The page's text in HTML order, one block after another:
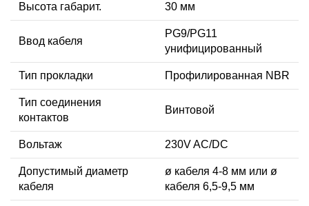
Высота габарит. 30 мм
Ввод кабеля
PG9/PG11
унифицированный
Тип прокладки Профилированная NBR
Тип соединения
контактов
Винтовой
Вольтаж 230V AC/DC
Допустимый диаметр
кабеля
ø кабеля 4-8 мм или ø
кабеля 6,5-9,5 мм